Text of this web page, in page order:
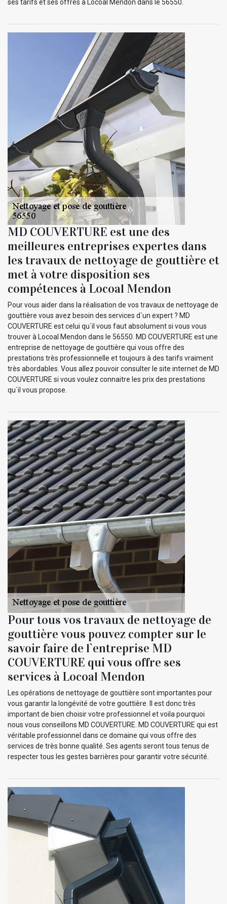
ses tarifs et ses offres à Locoal Mendon dans le 56550.
MD COUVERTURE est une des
meilleures entreprises expertes dans
les travaux de nettoyage de gouttière et
met à votre disposition ses
compétences à Locoal Mendon
Pour vous aider dans la réalisation de vos travaux de nettoyage de
gouttière vous avez besoin des services d`un expert ? MD
COUVERTURE est celui qu`il vous faut absolument si vous vous
trouver à Locoal Mendon dans le 56550. MD COUVERTURE est une
entreprise de nettoyage de gouttière qui vous offre des
prestations très professionnelle et toujours à des tarifs vraiment
très abordables. Vous allez pouvoir consulter le site internet de MD
COUVERTURE si vous voulez connaitre les prix des prestations
qu`il vous propose.
Pour tous vos travaux de nettoyage de
gouttière vous pouvez compter sur le
savoir faire de l`entreprise MD
COUVERTURE qui vous offre ses
services à Locoal Mendon
Les opérations de nettoyage de gouttière sont importantes pour
vous garantir la longévité de votre gouttière. Il est donc très
important de bien choisir votre professionnel et voila pourquoi
nous vous conseillons MD COUVERTURE. MD COUVERTURE qui est
véritable professionnel dans ce domaine qui vous offre des
services de très bonne qualité. Ses agents seront tous tenus de
respecter tous les gestes barrières pour garantir votre sécurité.